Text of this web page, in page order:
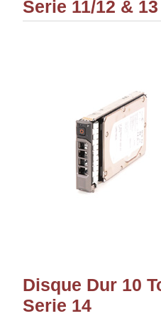
Serie 11/12 & 13
Disque Dur 10
Serie 14